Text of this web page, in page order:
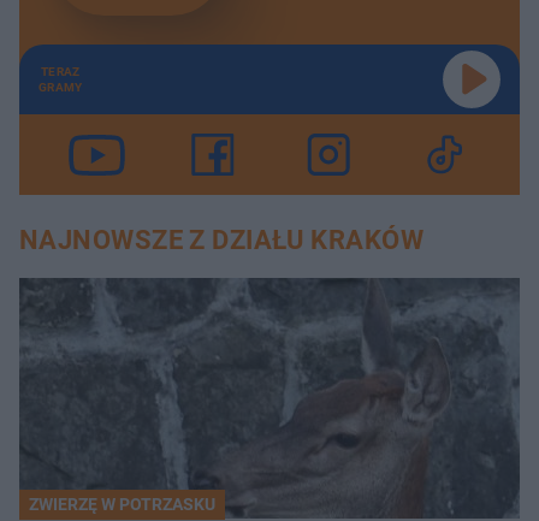
TERAZ
GRAMY
NAJNOWSZE Z DZIAŁU KRAKÓW
ZWIERZĘ W POTRZASKU